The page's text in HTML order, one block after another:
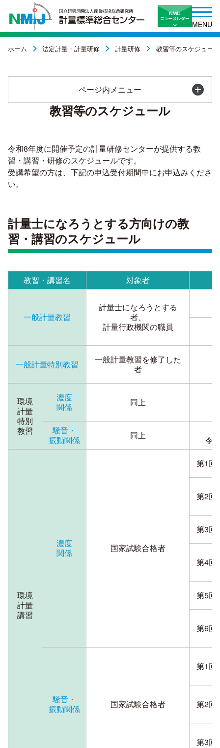
MENU
ホーム 法定計量・計量研修 計量研修 教習等のスケジュール
教習等のスケジュール
令和8年度に開催予定の計量研修センターが提供する教
習・講習・研修のスケジュールです。
受講希望の方は、下記の申込受付期間中にお申込みくださ
い。
計量士になろうとする方向けの教
習・講習のスケジュール
教習・講習名 対象者
一般計量教習
計量士になろうとする
者、
計量行政機関の職員
一般計量特別教習
一般計量教習を修了した
者
環境
計量
特別
教習
濃度
関係
同上
騒音・
振動関係
同上 令
環境
計量
講習
濃度
関係
国家試験合格者
第1回
第2回
第3回
第4回
第5回
第6回
騒音・
振動関係
国家試験合格者
第1回
第2回
第3回
ページ内メニュー